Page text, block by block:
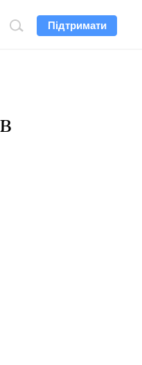
Підтримати
Пошук